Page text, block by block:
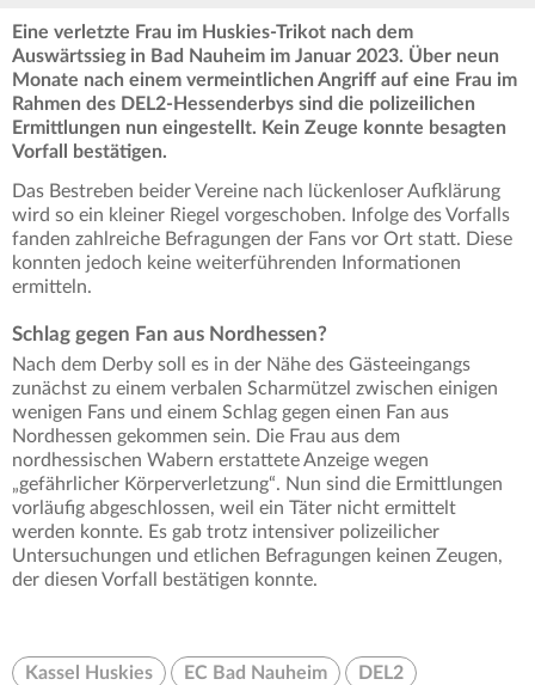
Eine verletzte Frau im Huskies-Trikot nach dem
Auswärtssieg in Bad Nauheim im Januar 2023. Über neun
Monate nach einem vermeintlichen Angriff auf eine Frau im
Rahmen des DEL2-Hessenderbys sind die polizeilichen
Ermittlungen nun eingestellt. Kein Zeuge konnte besagten
Vorfall bestätigen.
Das Bestreben beider Vereine nach lückenloser Aufklärung
wird so ein kleiner Riegel vorgeschoben. Infolge des Vorfalls
fanden zahlreiche Befragungen der Fans vor Ort statt. Diese
konnten jedoch keine weiterführenden Informationen
ermitteln.
Schlag gegen Fan aus Nordhessen?
Nach dem Derby soll es in der Nähe des Gästeeingangs
zunächst zu einem verbalen Scharmützel zwischen einigen
wenigen Fans und einem Schlag gegen einen Fan aus
Nordhessen gekommen sein. Die Frau aus dem
nordhessischen Wabern erstattete Anzeige wegen
„gefährlicher Körperverletzung“. Nun sind die Ermittlungen
vorläufig abgeschlossen, weil ein Täter nicht ermittelt
werden konnte. Es gab trotz intensiver polizeilicher
Untersuchungen und etlichen Befragungen keinen Zeugen,
der diesen Vorfall bestätigen konnte.
Kassel Huskies EC Bad Nauheim DEL2